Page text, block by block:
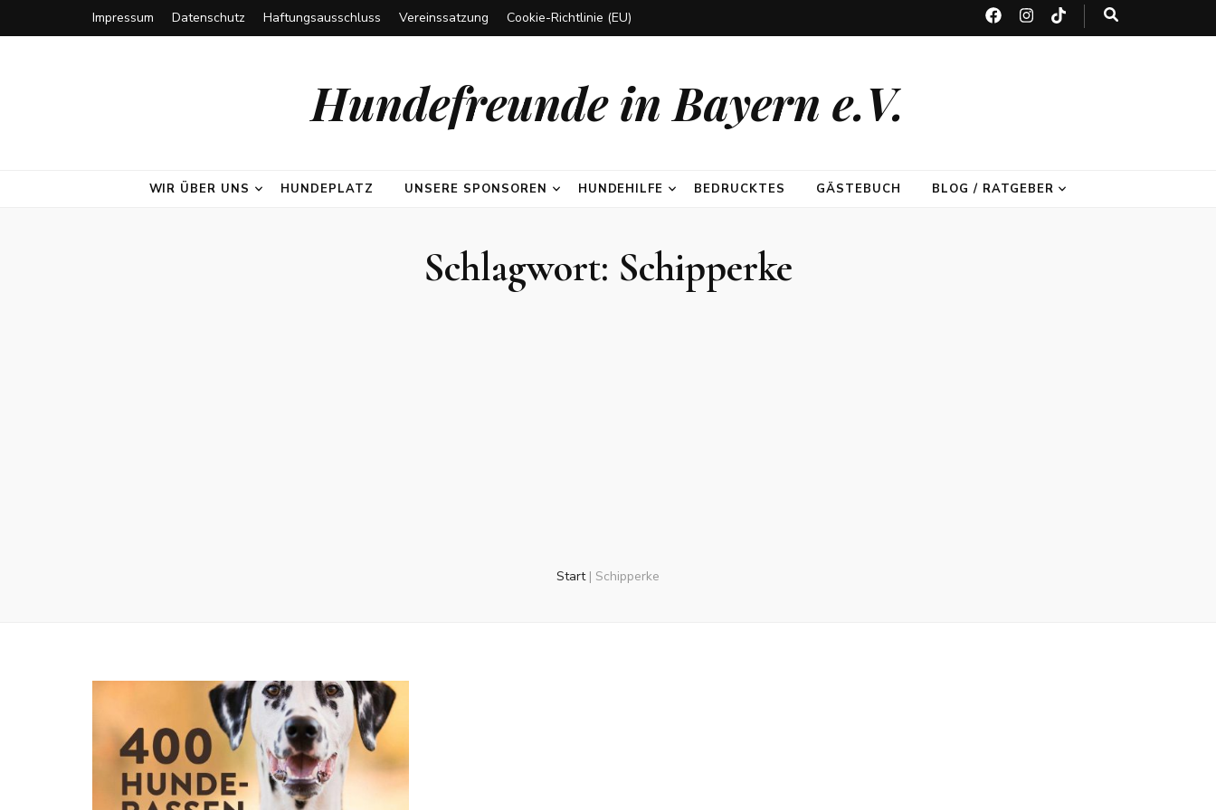
Impressum Datenschutz Haftungsausschluss Vereinssatzung Cookie-Richtlinie (EU)
Hundefreunde in Bayern e.V.
WIR ÜBER UNS HUNDEPLATZ UNSERE SPONSOREN HUNDEHILFE BEDRUCKTES GÄSTEBUCH BLOG / RATGEBER
Schlagwort: Schipperke
Start | Schipperke